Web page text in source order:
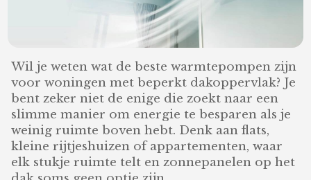
Wil je weten wat de beste warmtepompen zijn
voor woningen met beperkt dakoppervlak? Je
bent zeker niet de enige die zoekt naar een
slimme manier om energie te besparen als je
weinig ruimte boven hebt. Denk aan flats,
kleine rijtjeshuizen of appartementen, waar
elk stukje ruimte telt en zonnepanelen op het